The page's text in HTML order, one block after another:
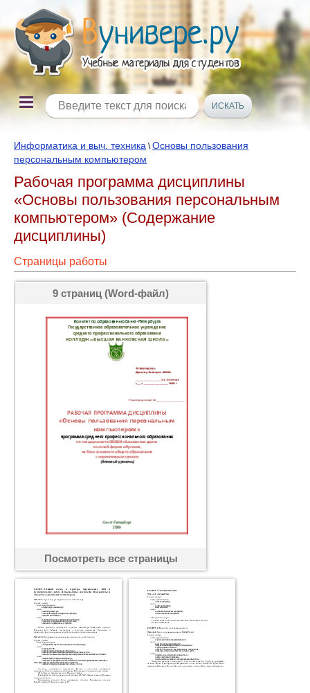
Информатика и выч. техника \Основы пользования
персональным компьютером
Рабочая программа дисциплины
«Основы пользования персональным
компьютером» (Содержание
дисциплины)
Страницы работы
9 страниц (Word-файл)
Посмотреть все страницы